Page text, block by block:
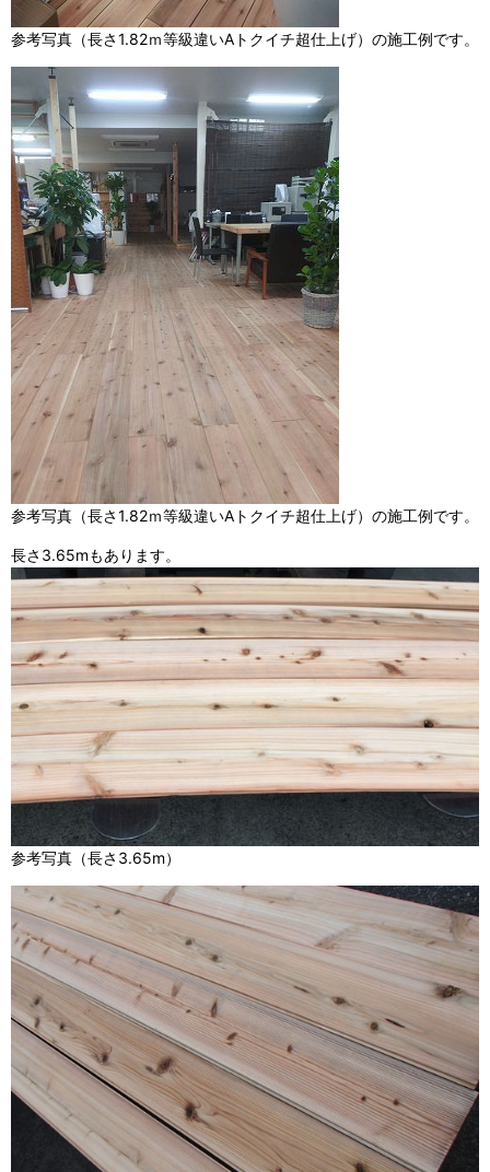
参考写真（長さ1.82ｍ等級違いAトクイチ超仕上げ）の施工例です。
参考写真（長さ1.82ｍ等級違いAトクイチ超仕上げ）の施工例です。
長さ3.65mもあります。
参考写真（長さ3.65m）